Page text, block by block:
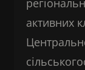
активних